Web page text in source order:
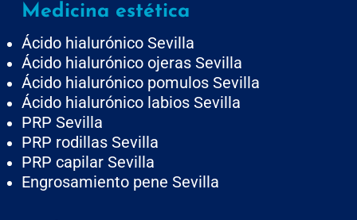
Medicina estética
Ácido hialurónico Sevilla
Ácido hialurónico ojeras Sevilla
Ácido hialurónico pomulos Sevilla
Ácido hialurónico labios Sevilla
PRP Sevilla
PRP rodillas Sevilla
PRP capilar Sevilla
Engrosamiento pene Sevilla